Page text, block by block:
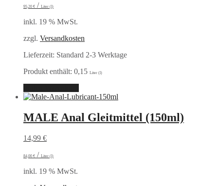
95,20 € / Liter (l)
inkl. 19 % MwSt.
zzgl. Versandkosten
Lieferzeit: Standard 2-3 Werktage
Produkt enthält: 0,15 Liter (l)
MALE Anal Gleitmittel (150ml)
14,99 €
84,00 € / Liter (l)
inkl. 19 % MwSt.